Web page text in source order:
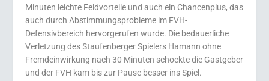
Minuten leichte Feldvorteile und auch ein Chancenplus, das
auch durch Abstimmungsprobleme im FVH-
Defensivbereich hervorgerufen wurde. Die bedauerliche
Verletzung des Staufenberger Spielers Hamann ohne
Fremdeinwirkung nach 30 Minuten schockte die Gastgeber
und der FVH kam bis zur Pause besser ins Spiel.